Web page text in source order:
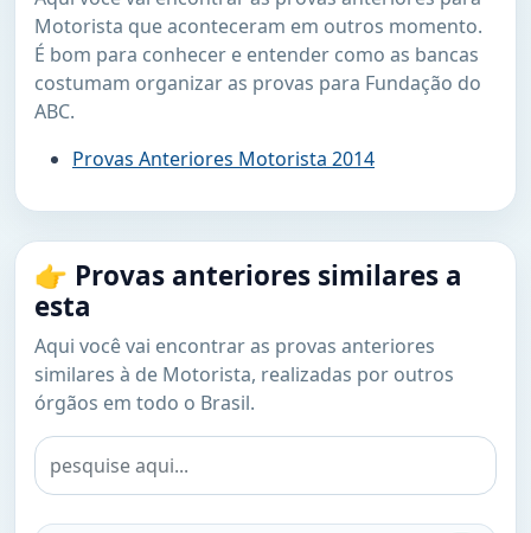
Motorista que aconteceram em outros momento.
É bom para conhecer e entender como as bancas
costumam organizar as provas para Fundação do
ABC.
Provas Anteriores Motorista 2014
👉 Provas anteriores similares a
esta
Aqui você vai encontrar as provas anteriores
similares à de Motorista, realizadas por outros
órgãos em todo o Brasil.